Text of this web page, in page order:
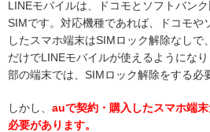
LINEモバイルは、ドコモとソフトバン
SIMです。対応機種であれば、ドコモや
したスマホ端末はSIMロック解除なしで
だけでLINEモバイルが使えるようにな
部の端末では、SIMロック解除をする必
しかし、 auで契約・購入したスマホ端
必要があります。